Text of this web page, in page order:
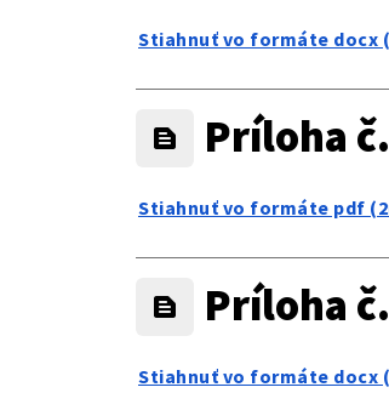
Stiahnuť vo formáte docx
Príloha
Stiahnuť vo formáte pdf
Príloha
Stiahnuť vo formáte docx